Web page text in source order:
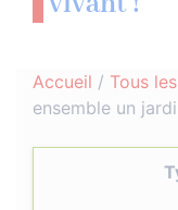
Accueil / Tous
ensemble un